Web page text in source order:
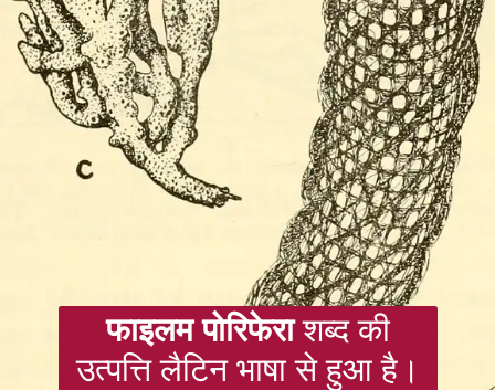
फाइलम पोरिफेराशब्द की
उत्पत्ति लैटिन भाषा से हुआ है।